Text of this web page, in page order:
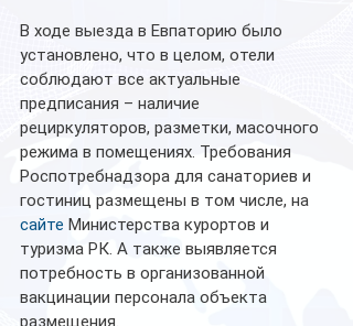
В ходе выезда в Евпаторию было
установлено, что в целом, отели
соблюдают все актуальные
предписания – наличие
рециркуляторов, разметки, масочного
режима в помещениях. Требования
Роспотребнадзора для санаториев и
гостиниц размещены в том числе, на
сайте Министерства курортов и
туризма РК. А также выявляется
потребность в организованной
вакцинации персонала объекта
размещения.